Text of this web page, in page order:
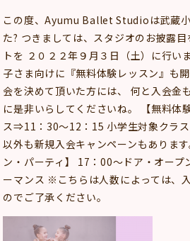
この度、Ayumu Ballet Studioは武蔵
た? つきましては、スタジオのお披露
トを ２０２２年９月３日（土）に行
子さま向けに『無料体験レッスン』も
会を決めて頂いた方には、 何と入会金
に是非いらしてくださいね。 【無料体
ス⇒11：30～12：15 小学生対象クラ
以外も新規入会キャンペーンもありま
ン・パーティ】 17：00～ドア・オー
ーマンス ※こちらは人数によっては、
のでご了承ください。